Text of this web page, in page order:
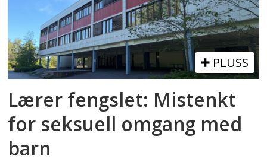
PLUSS
Lærer fengslet: Mistenkt
for seksuell omgang med
barn